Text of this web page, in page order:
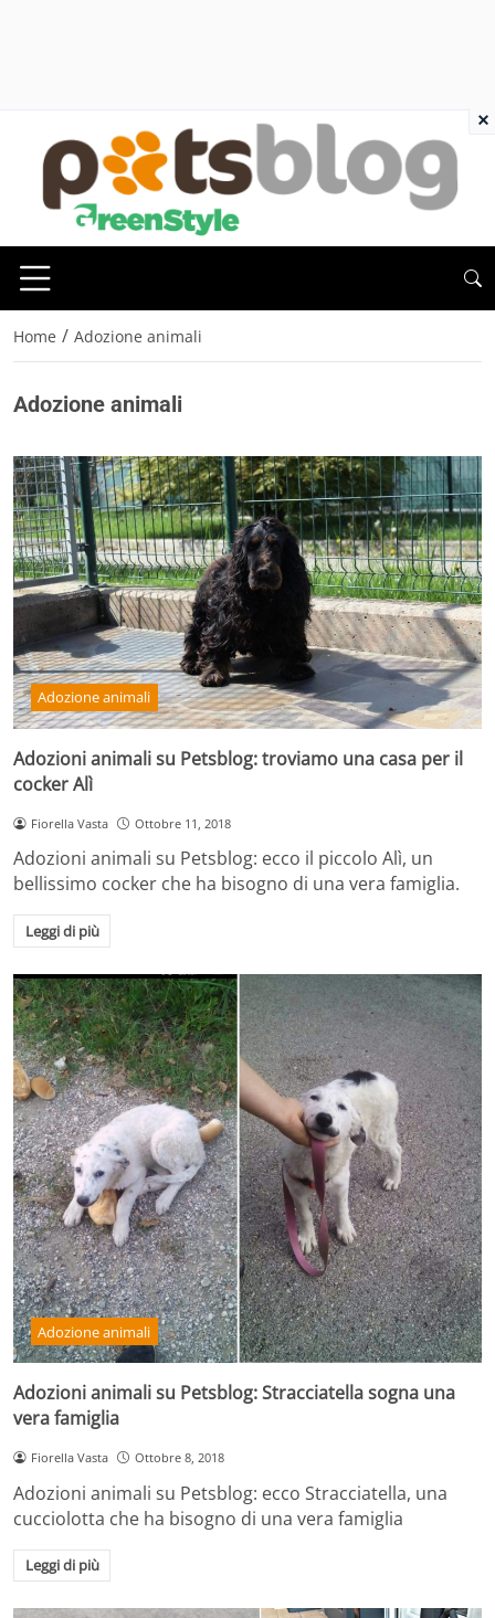
Home / Adozione animali
Adozione animali
Adozione animali
Adozioni animali su Petsblog: troviamo una casa per il
cocker Alì
Fiorella Vasta Ottobre 11, 2018
Adozioni animali su Petsblog: ecco il piccolo Alì, un
bellissimo cocker che ha bisogno di una vera famiglia.
Leggi di più
Adozione animali
Adozioni animali su Petsblog: Stracciatella sogna una
vera famiglia
Fiorella Vasta Ottobre 8, 2018
Adozioni animali su Petsblog: ecco Stracciatella, una
cucciolotta che ha bisogno di una vera famiglia
Leggi di più
×